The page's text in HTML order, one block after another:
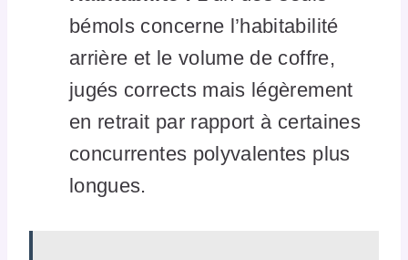
bémols concerne l’habitabilité
arrière et le volume de coffre,
jugés corrects mais légèrement
en retrait par rapport à certaines
concurrentes polyvalentes plus
longues.